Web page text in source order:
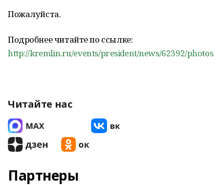
Пожалуйста.
Подробнее читайте по ссылке:
http://kremlin.ru/events/president/news/62392/photos
Читайте нас
Партнеры